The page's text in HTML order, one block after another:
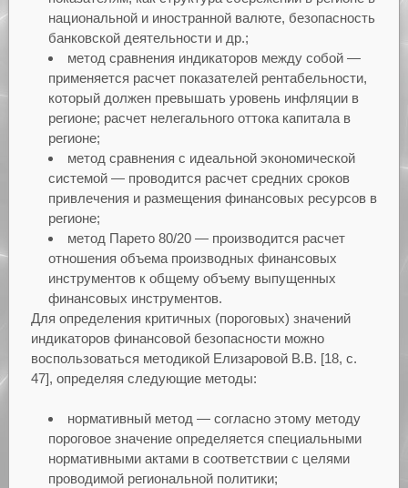
национальной и иностранной валюте, безопасность
банковской деятельности и др.;
метод сравнения индикаторов между собой —
применяется расчет показателей рентабельности,
который должен превышать уровень инфляции в
регионе; расчет нелегального оттока капитала в
регионе;
метод сравнения с идеальной экономической
системой — проводится расчет средних сроков
привлечения и размещения финансовых ресурсов в
регионе;
метод Парето 80/20 — производится расчет
отношения объема производных финансовых
инструментов к общему объему выпущенных
финансовых инструментов.
Для определения критичных (пороговых) значений
индикаторов финансовой безопасности можно
воспользоваться методикой Елизаровой В.В. [18, с.
47], определяя следующие методы:
нормативный метод — согласно этому методу
пороговое значение определяется специальными
нормативными актами в соответствии с целями
проводимой региональной политики;